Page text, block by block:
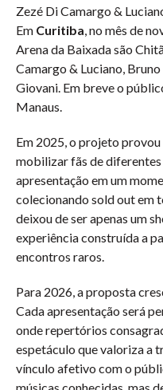
Zezé Di Camargo &
Em Curitiba, no mês de
Arena da Baixada são
Camargo & Luciano,
Giovani. Em breve o
Manaus.
Em 2025, o projeto
mobilizar fãs de
apresentação em um
colecionando sold out em
deixou de ser apenas um
experiência construída a
encontros raros.
Para 2026, a proposta
Cada apresentação será
onde repertórios
espetáculo que valoriza a
vínculo afetivo com o